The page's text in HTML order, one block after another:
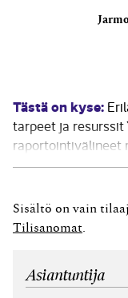
Tästä on kyse:
tarpeet ja
raportointivälineet
visualisoinnin
grafiikoilla, kuten
maantieteellisten
raportit auttavat
Sisältö on vain
Tilisanomat
Asiantuntija